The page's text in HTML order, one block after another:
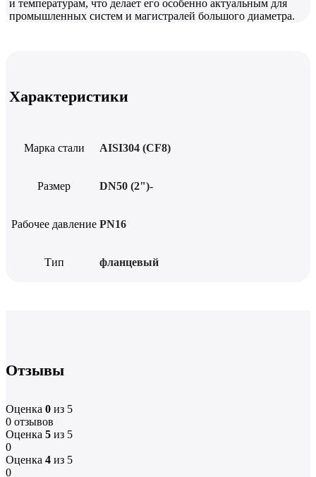
и температурам, что делает его особенно актуальным для
промышленных систем и магистралей большого диаметра.
Характеристики
Марка стали AISI304 (CF8)
Размер DN50 (2")-
Рабочее давление PN16
Тип фланцевый
Отзывы
Оценка 0 из 5
0 отзывов
Оценка 5 из 5
0
Оценка 4 из 5
0